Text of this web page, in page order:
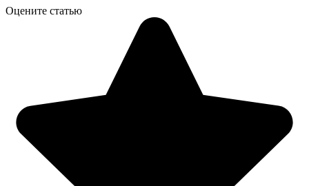
Оцените статью